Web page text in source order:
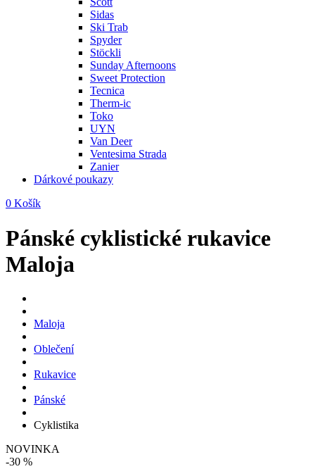
Sidas
Ski Trab
Spyder
Stöckli
Sunday Afternoons
Sweet Protection
Tecnica
Therm-ic
Toko
UYN
Van Deer
Ventesima Strada
Zanier
Dárkové poukazy
0 Košík
Pánské cyklistické rukavice
Maloja
Maloja
Oblečení
Rukavice
Pánské
Cyklistika
NOVINKA
-30 %